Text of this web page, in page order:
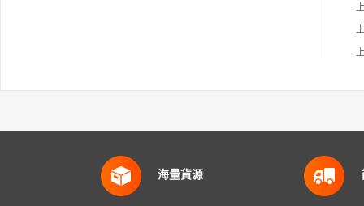
海量貨源